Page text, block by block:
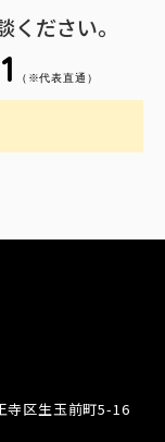
ださい。
（※代表直通）
寺区生玉前町5-16